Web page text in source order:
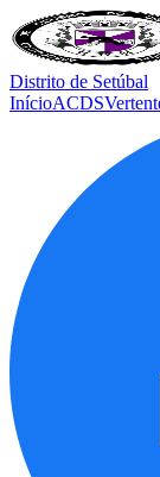
Distrito de Setúbal
InícioACDS